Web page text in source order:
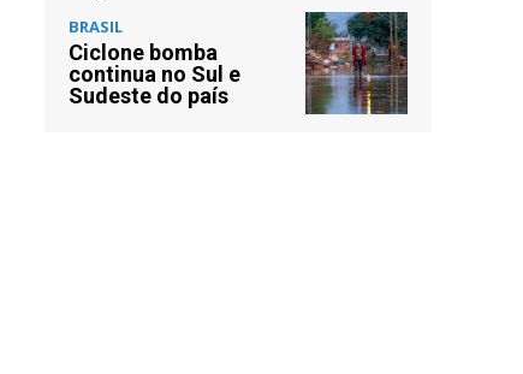
BRASIL
Ciclone bomba
continua no Sul e
Sudeste do país